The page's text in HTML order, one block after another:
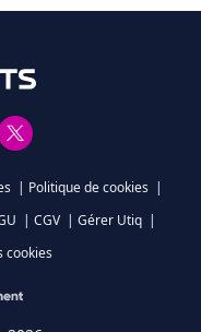
| Politique de cookies |
| CGV | Gérer Utiq |
cookies